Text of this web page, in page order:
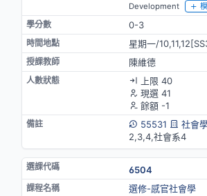
Development
0-3
星期一/
陳維德
上限 40
現選 41
餘額 -1
55531
社會
2,3,4,社會系4
6504
選修-感官社會學